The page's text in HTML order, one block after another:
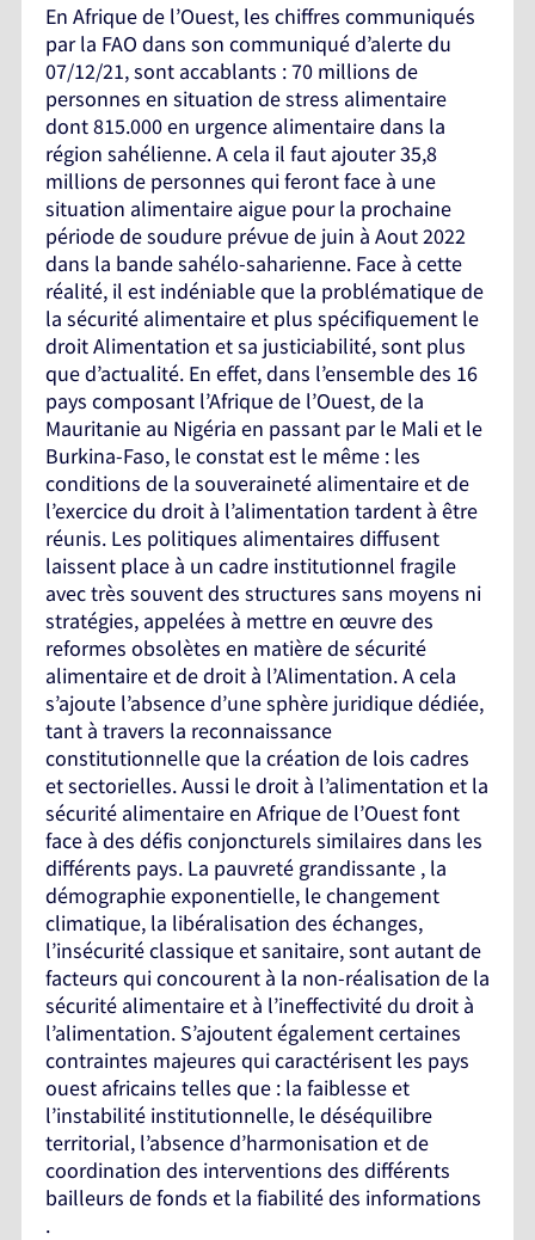
En Afrique de l’Ouest, les chiffres communiqués
par la FAO dans son communiqué d’alerte du
07/12/21, sont accablants : 70 millions de
personnes en situation de stress alimentaire
dont 815.000 en urgence alimentaire dans la
région sahélienne. A cela il faut ajouter 35,8
millions de personnes qui feront face à une
situation alimentaire aigue pour la prochaine
période de soudure prévue de juin à Aout 2022
dans la bande sahélo-saharienne. Face à cette
réalité, il est indéniable que la problématique de
la sécurité alimentaire et plus spécifiquement le
droit Alimentation et sa justiciabilité, sont plus
que d’actualité. En effet, dans l’ensemble des 16
pays composant l’Afrique de l’Ouest, de la
Mauritanie au Nigéria en passant par le Mali et le
Burkina-Faso, le constat est le même : les
conditions de la souveraineté alimentaire et de
l’exercice du droit à l’alimentation tardent à être
réunis. Les politiques alimentaires diffusent
laissent place à un cadre institutionnel fragile
avec très souvent des structures sans moyens ni
stratégies, appelées à mettre en œuvre des
reformes obsolètes en matière de sécurité
alimentaire et de droit à l’Alimentation. A cela
s’ajoute l’absence d’une sphère juridique dédiée,
tant à travers la reconnaissance
constitutionnelle que la création de lois cadres
et sectorielles. Aussi le droit à l’alimentation et la
sécurité alimentaire en Afrique de l’Ouest font
face à des défis conjoncturels similaires dans les
différents pays. La pauvreté grandissante , la
démographie exponentielle, le changement
climatique, la libéralisation des échanges,
l’insécurité classique et sanitaire, sont autant de
facteurs qui concourent à la non-réalisation de la
sécurité alimentaire et à l’ineffectivité du droit à
l’alimentation. S’ajoutent également certaines
contraintes majeures qui caractérisent les pays
ouest africains telles que : la faiblesse et
l’instabilité institutionnelle, le déséquilibre
territorial, l’absence d’harmonisation et de
coordination des interventions des différents
bailleurs de fonds et la fiabilité des informations
.